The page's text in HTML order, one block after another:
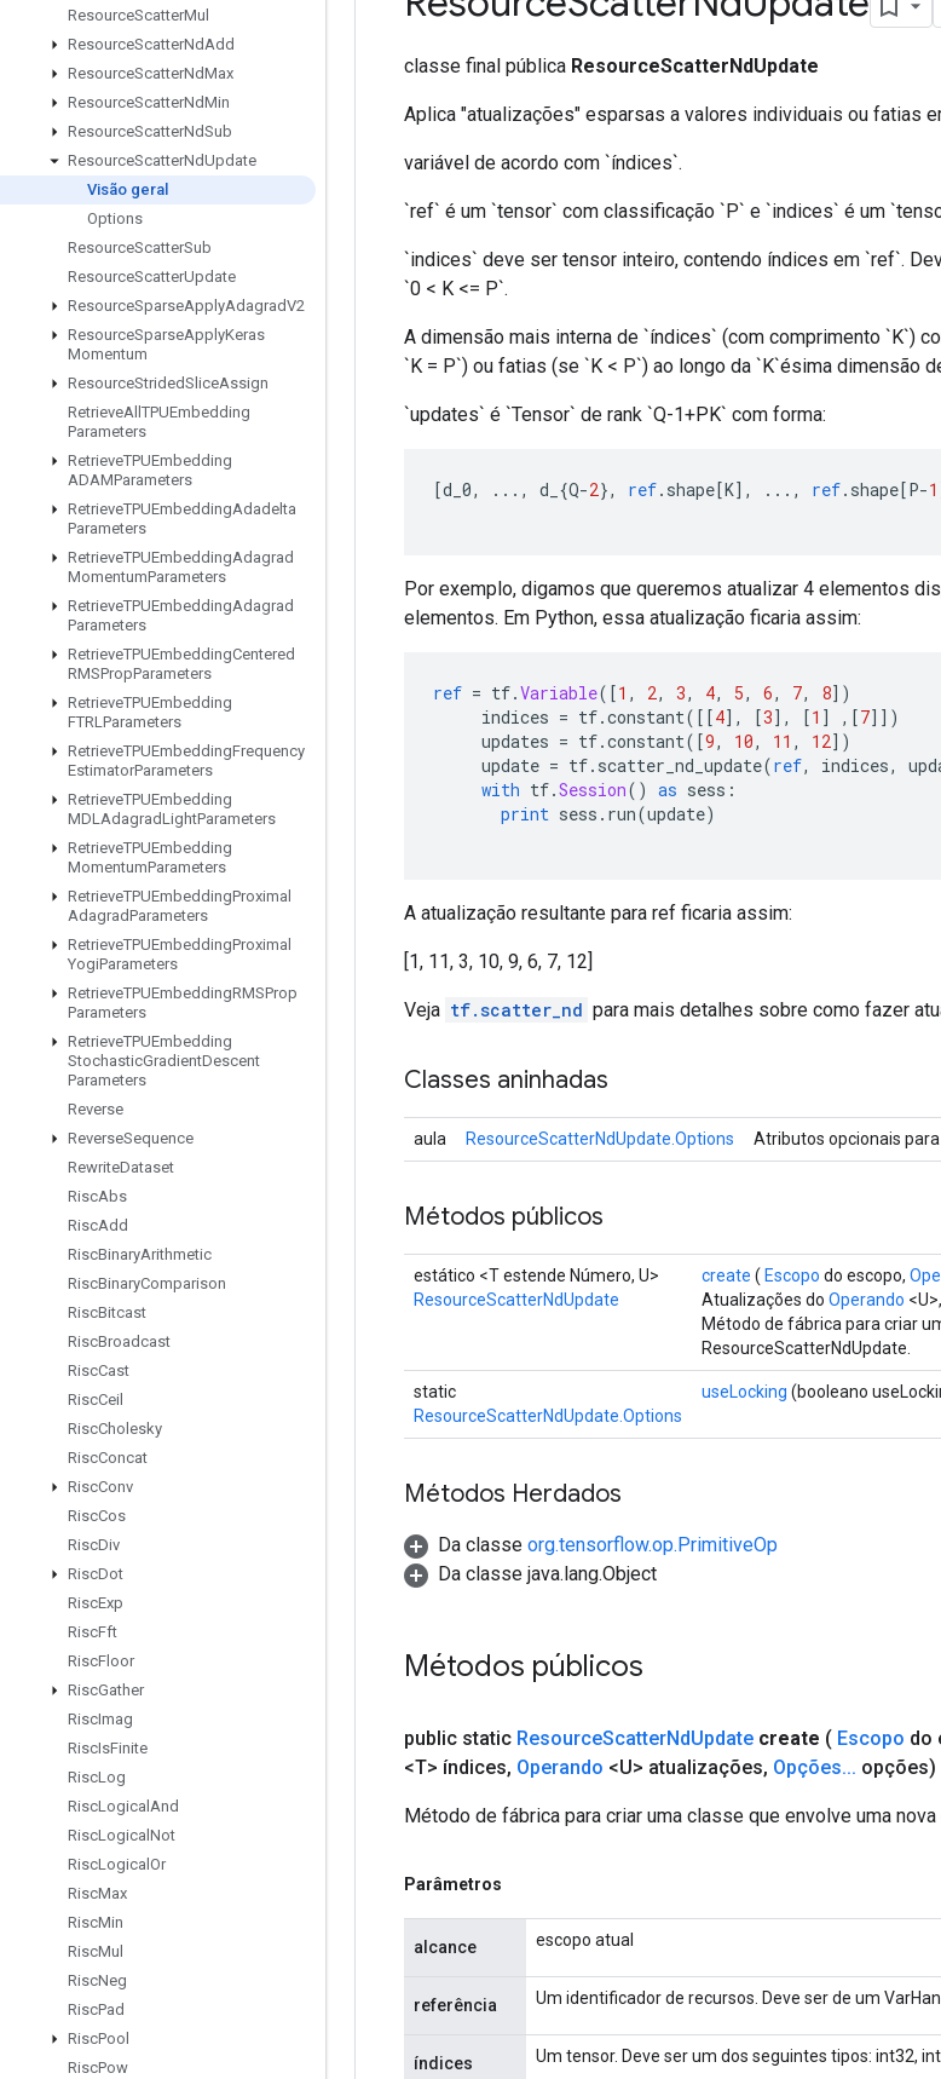
ResourceScatterMul
ResourceScatterNdAdd
ResourceScatterNdMax
ResourceScatterNdMin
ResourceScatterNdSub
ResourceScatterNdUpdate
Visão geral
Options
ResourceScatterSub
ResourceScatterUpdate
ResourceSparseApplyAdagradV2
ResourceSparseApplyKeras
Momentum
ResourceStridedSliceAssign
RetrieveAll TPUEmbedding
Parameters
RetrieveTPUEmbedding
ADAMParameters
RetrieveTPUEmbeddingAdadelta
Parameters
RetrieveTPUEmbeddingAdagrad
MomentumParameters
RetrieveTPUEmbeddingAdagrad
Parameters
RetrieveTPUEmbeddingCentered
RMSPropParameters
RetrieveTPUEmbedding
FTRLParameters
RetrieveTPUEmbeddingFrequency
EstimatorParameters
RetrieveTPUEmbedding
MDLAdagradLightParameters
RetrieveTPUEmbedding
MomentumParameters
RetrieveTPUEmbeddingProximal
AdagradParameters
RetrieveTPUEmbeddingProximal
YogiParameters
RetrieveTPUEmbeddingRMSProp
Parameters
RetrieveTPUEmbedding
StochasticGradientDescent
Parameters
Reverse
ReverseSequence
RewriteDataset
RiscAbs
RiscAdd
RiscBinaryArithmetic
RiscBinaryComparison
RiscBitcast
RiscBroadcast
RiscCast
RiscCeil
RiscCholesky
RiscConcat
RiscConv
RiscCos
RiscDiv
RiscDot
RiscExp
RiscFft
RiscFloor
RiscGather
RiscImag
RiscIsFinite
RiscLog
RiscLogical And
RiscLogical Not
RiscLogical Or
RiscMax
RiscMin
RiscMul
RiscNeg
RiscPad
RiscPool
RiscPow
classe final pública ResourceScatterNdUpdate
Aplica "atualizações" esparsas a valores individuais ou fatias
variável de acordo com `índices`.
`ref` é um `tensor` com classificação `P` e `indices` é um
`indices` deve ser tensor inteiro, contendo índices em `ref`.
`0 < K <= P`.
A dimensão mais interna de `índices` (com comprimento `K`)
`K = P`) ou fatias (se `K < P`) ao longo da `K`ésima dimensão
`updates` é `Tensor` de rank `Q-1+PK` com forma:
[d_0, ..., d_ {Q-2}, ref. shape[K], ..., ref. shape[P-1
Por exemplo, digamos que queremos atualizar 4 elementos
elementos. Em Python, essa atualização ficaria assim:
ref = tf.Variable([1 , 2, 3, 4, 5, 6, 7, 8])
indices = tf.constant([[4], [3], [1 ] ,[7]])
updates = tf.constant([9, 10, 11 , 12])
update = tf. scatter_nd_update(ref, indices,
with tf.Session() as sess :
print sess . run(update)
A atualização resultante para ref ficaria assim:
[1, 11, 3, 10, 9, 6, 7, 12]
Veja tf.scatter_nd para mais detalhes sobre como fazer
Classes aninhadas
aula ResourceScatterNdUpdate.Options Atributos opcionais para
Métodos públicos
estático <T estende Número, U>
ResourceScatterNdUpdate
create ( Escopo do escopo,
Atualizações do Operando <U>,
Método de fábrica para criar
ResourceScatterNdUpdate.
static
ResourceScatterNdUpdate.Options
useLocking (booleano
Métodos Herdados
Da classe org.tensorflow.op.PrimitiveOp
Da classe java.lang.Object
Métodos públicos
public static ResourceScatterNdUpdate create ( Escopo do
<T> índices, Operando <U> atualizações, Opções... opções)
Método de fábrica para criar uma classe que envolve uma
Parâmetros
alcance escopo atual
referência Um identificador de recursos. Deve ser de um
índices Um tensor. Deve ser um dos seguintes tipos: int32,